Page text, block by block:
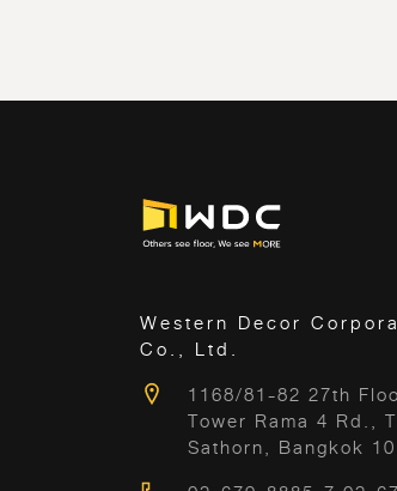
Western Decor
Co., Ltd.
1168/81-82 27th
Tower Rama 4 Rd.,
Sathorn, Bangkok